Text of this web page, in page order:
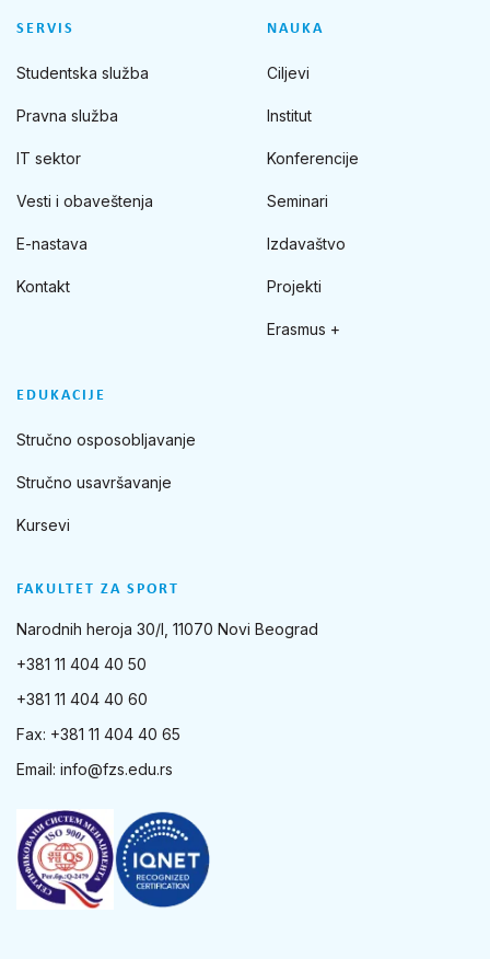
FAKULTET ZA SPORT
Narodnih heroja 30/I, 11070 Novi Beograd
+381 11 404 40 50
+381 11 404 40 60
Fax: +381 11 404 40 65
Email: info@fzs.edu.rs
SERVIS
Studentska služba
Pravna služba
IT sektor
Vesti i obaveštenja
E-nastava
Kontakt
NAUKA
Ciljevi
Institut
Konferencije
Seminari
Izdavaštvo
Projekti
Erasmus +
EDUKACIJE
Stručno osposobljavanje
Stručno usavršavanje
Kursevi